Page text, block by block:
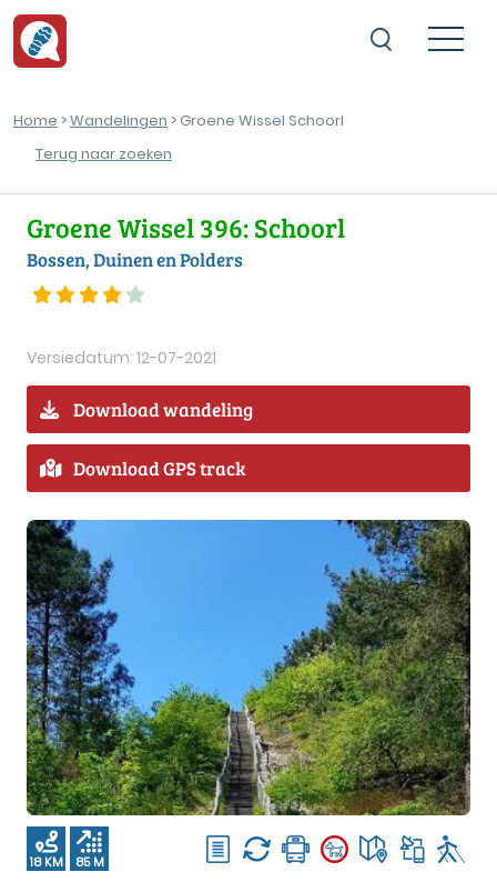
Home >Wandelingen > Groene Wissel Schoorl
Terug naar zoeken
Groene Wissel 396: Schoorl
Bossen, Duinen en Polders
Versiedatum: 12-07-2021
Download wandeling
Download GPS track
18 KM 85 M